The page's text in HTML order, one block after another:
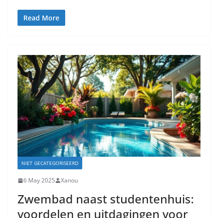
Read More
NIET GECATEGORISEERD
6 May 2025 Xanou
Zwembad naast studentenhuis:
voordelen en uitdagingen voor